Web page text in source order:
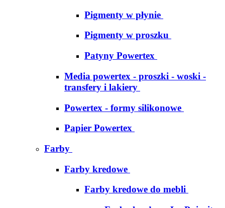
Pigmenty w płynie
Pigmenty w proszku
Patyny Powertex
Media powertex - proszki - woski -
transfery i lakiery
Powertex - formy silikonowe
Papier Powertex
Farby
Farby kredowe
Farby kredowe do mebli